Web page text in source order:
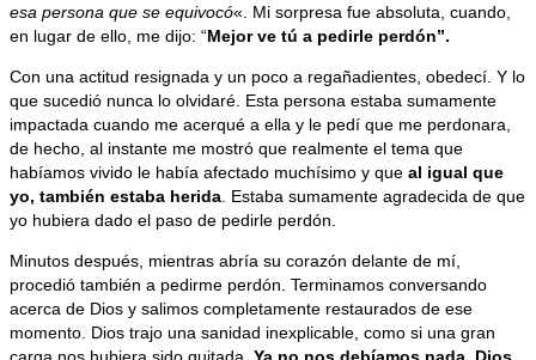
esa persona que se equivocó«. Mi sorpresa fue absoluta, cuando,
en lugar de ello, me dijo: “Mejor ve tú a pedirle perdón”.
Con una actitud resignada y un poco a regañadientes, obedecí. Y lo
que sucedió nunca lo olvidaré. Esta persona estaba sumamente
impactada cuando me acerqué a ella y le pedí que me perdonara,
de hecho, al instante me mostró que realmente el tema que
habíamos vivido le había afectado muchísimo y que al igual que
yo, también estaba herida . Estaba sumamente agradecida de que
yo hubiera dado el paso de pedirle perdón.
Minutos después, mientras abría su corazón delante de mí,
procedió también a pedirme perdón. Terminamos conversando
acerca de Dios y salimos completamente restaurados de ese
momento. Dios trajo una sanidad inexplicable, como si una gran
carga nos hubiera sido quitada. Ya no nos debíamos nada, Dios